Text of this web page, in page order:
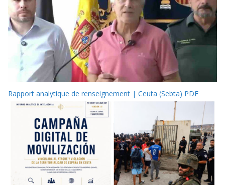
Rapport analytique de renseignement | Ceuta (Sebta) PDF